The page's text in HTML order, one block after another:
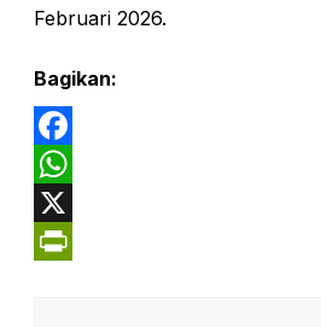
Februari 2026.
Bagikan:
Facebook
WhatsApp
X